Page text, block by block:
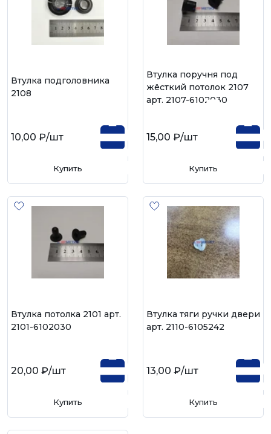
Втулка подголовника
2108
10,00 ₽/шт
Купить
Втулка поручня под
жёсткий потолок 2107
арт. 2107-6102030
15,00 ₽/шт
Купить
Втулка потолка 2101 арт.
2101-6102030
20,00 ₽/шт
Купить
Втулка тяги ручки двери
арт. 2110-6105242
13,00 ₽/шт
Купить